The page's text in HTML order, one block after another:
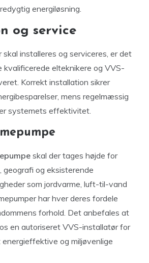
energiløsning.
og service
skal installeres og serviceres, er det
elteknikere og VVS-
Korrekt installation sikrer
mens regelmæssig
systemets effektivitet.
skal der tages højde for
geografi og eksisterende
som jordvarme, luft-til-vand
har hver deres fordele
forhold. Det anbefales at
en autoriseret VVS-installatør for
og miljøvenlige